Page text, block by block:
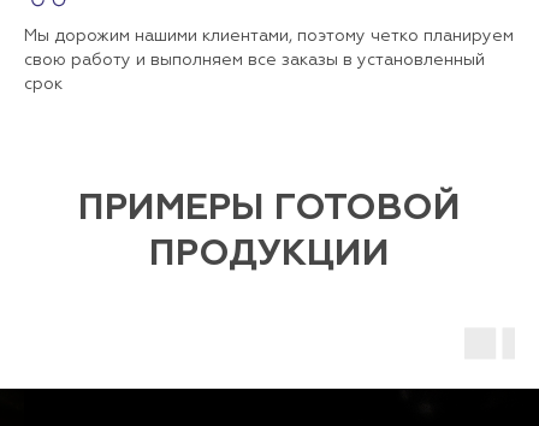
Мы дорожим нашими клиентами, поэтому четко планируем
свою работу и выполняем все заказы в установленный
срок
ПРИМЕРЫ ГОТОВОЙ
ПРОДУКЦИИ